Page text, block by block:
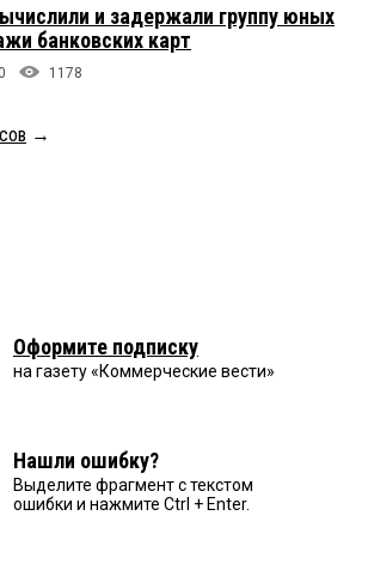
и задержали группу юных
банковских карт
0 1178
→
Оформите подписку
на газету «Коммерческие вести»
Нашли ошибку?
Выделите фрагмент с текстом
ошибки и нажмите Ctrl + Enter.